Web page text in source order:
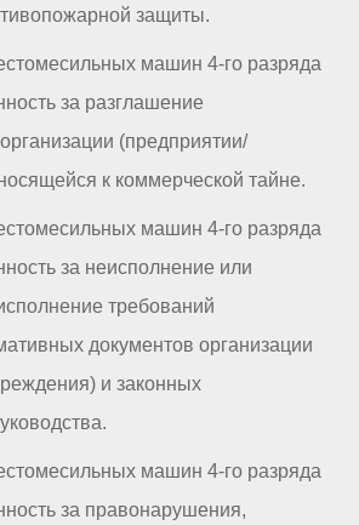
защиты.
машин 4-го разряда
за разглашение
(предприятии/
к коммерческой тайне.
машин 4-го разряда
за неисполнение или
требований
документов организации
и законных
машин 4-го разряда
за правонарушения,